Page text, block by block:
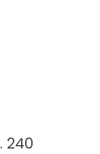
240